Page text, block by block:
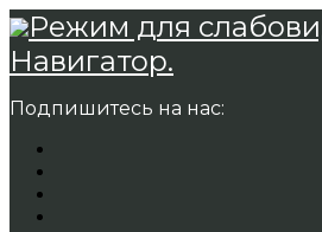
Режим для
Навигатор.
Подпишитесь на нас: